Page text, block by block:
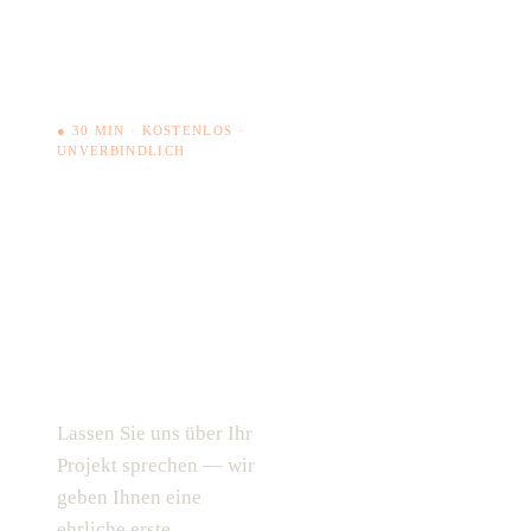
● 30 MIN · KOSTENLOS ·
UNVERBINDLICH
Lassen Sie uns über Ihr
Projekt sprechen — wir
geben Ihnen eine